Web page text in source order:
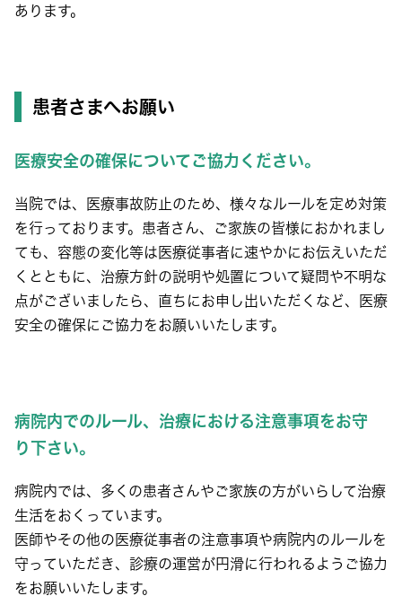
あります。
患者さまへお願い
医療安全の確保についてご協力ください。
当院では、医療事故防止のため、様々なルールを定め対策
を行っております。患者さん、ご家族の皆様におかれまし
ても、容態の変化等は医療従事者に速やかにお伝えいただ
くとともに、治療方針の説明や処置について疑問や不明な
点がございましたら、直ちにお申し出いただくなど、医療
安全の確保にご協力をお願いいたします。
病院内でのルール、治療における注意事項をお守
り下さい。
病院内では、多くの患者さんやご家族の方がいらして治療
生活をおくっています。
医師やその他の医療従事者の注意事項や病院内のルールを
守っていただき、診療の運営が円滑に行われるようご協力
をお願いいたします。